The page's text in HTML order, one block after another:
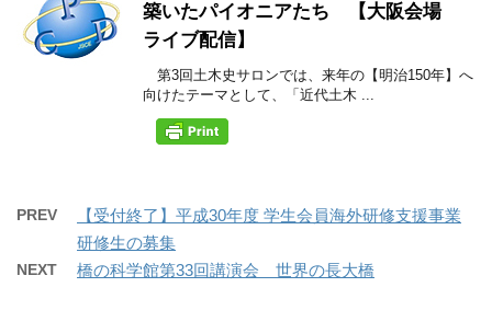
築いたパイオニアたち 【大阪会場
ライブ配信】
第3回土木史サロンでは、来年の【明治150年】へ
向けたテーマとして、「近代土木 ...
PREV
【受付終了】平成30年度 学生会員海外研修支援事業
研修生の募集
NEXT 橋の科学館第33回講演会 世界の長大橋